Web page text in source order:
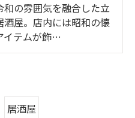
和の雰囲気を融合した立
酒屋。店内には昭和の懐
イテムが飾…
居酒屋